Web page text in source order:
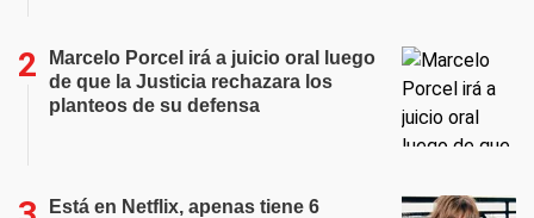
Marcelo Porcel irá a juicio oral luego
de que la Justicia rechazara los
planteos de su defensa
Está en Netflix, apenas tiene 6